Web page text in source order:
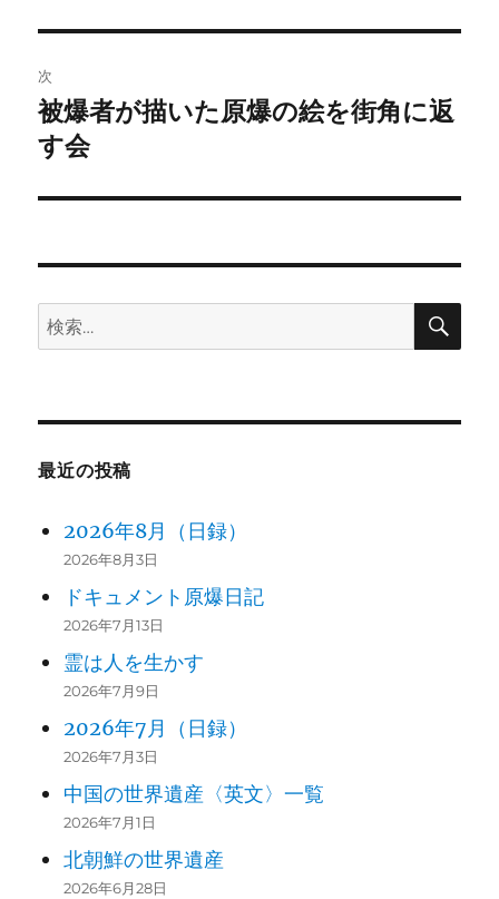
ビ
ゲ
ー
シ
ン
稿:
次
次
の
稿:
被爆者が描いた原爆の絵を街角に返
す会
検
索:
検
最近の投稿
2026年8月（日録）
2026年8月3日
ドキュメント原爆日記
2026年7月13日
霊は人を生かす
2026年7月9日
2026年7月（日録）
2026年7月3日
中国の世界遺産〈英文〉一覧
2026年7月1日
北朝鮮の世界遺産
2026年6月28日